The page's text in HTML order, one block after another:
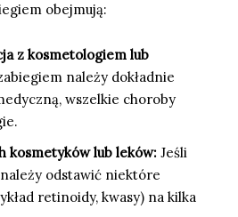
obejmują:
z kosmetologiem lub
należy dokładnie
wszelkie choroby
kosmetyków lub leków: Jeśli
odstawić niektóre
retinoidy, kwasy) na kilka